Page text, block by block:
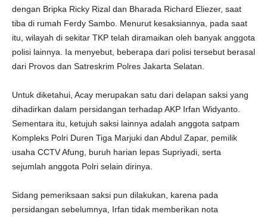
dengan Bripka Ricky Rizal dan Bharada Richard Eliezer, saat
tiba di rumah Ferdy Sambo. Menurut kesaksiannya, pada saat
itu, wilayah di sekitar TKP telah diramaikan oleh banyak anggota
polisi lainnya. Ia menyebut, beberapa dari polisi tersebut berasal
dari Provos dan Satreskrim Polres Jakarta Selatan.
Untuk diketahui, Acay merupakan satu dari delapan saksi yang
dihadirkan dalam persidangan terhadap AKP Irfan Widyanto.
Sementara itu, ketujuh saksi lainnya adalah anggota satpam
Kompleks Polri Duren Tiga Marjuki dan Abdul Zapar, pemilik
usaha CCTV Afung, buruh harian lepas Supriyadi, serta
sejumlah anggota Polri selain dirinya.
Sidang pemeriksaan saksi pun dilakukan, karena pada
persidangan sebelumnya, Irfan tidak memberikan nota